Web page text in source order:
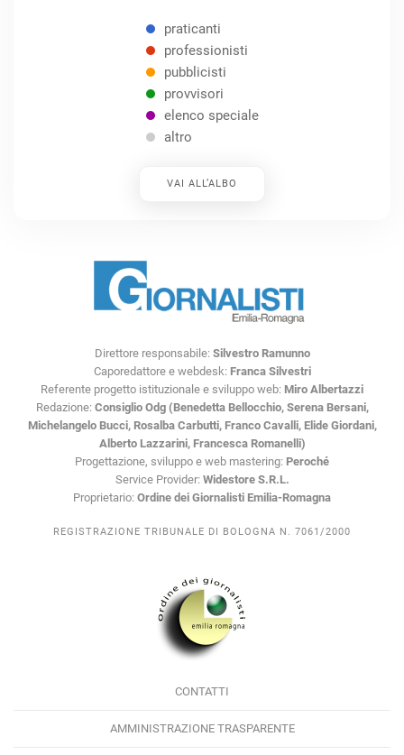
praticanti
professionisti
pubblicisti
provvisori
elenco speciale
altro
VAI ALL’ALBO
Direttore responsabile: Silvestro Ramunno
Caporedattore e webdesk: Franca Silvestri
Referente progetto istituzionale e sviluppo web: Miro Albertazzi
Redazione: Consiglio Odg (Benedetta Bellocchio, Serena Bersani,
Michelangelo Bucci, Rosalba Carbutti, Franco Cavalli, Elide Giordani,
Alberto Lazzarini, Francesca Romanelli)
Progettazione, sviluppo e web mastering: Peroché
Service Provider: Widestore S.R.L.
Proprietario: Ordine dei Giornalisti Emilia-Romagna
REGISTRAZIONE TRIBUNALE DI BOLOGNA N. 7061/2000
CONTATTI
AMMINISTRAZIONE TRASPARENTE